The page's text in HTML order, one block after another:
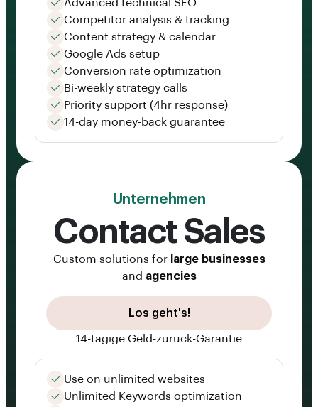
Advanced technical SEO
Competitor analysis & tracking
Content strategy & calendar
Google Ads setup
Conversion rate optimization
Bi-weekly strategy calls
Priority support (4hr response)
14-day money-back guarantee
Unternehmen
Contact Sales
Custom solutions for large businesses
and agencies
Los geht's!
14-tägige Geld-zurück-Garantie
Use on unlimited websites
Unlimited Keywords optimization